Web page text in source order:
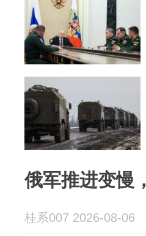
俄军推进变慢
桂系007 2026-08-06